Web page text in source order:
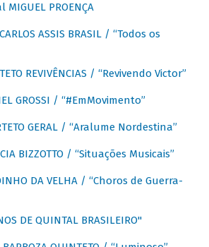
MIGUEL PROENÇA
ASSIS BRASIL / “Todos os
REVIVÊNCIAS / “Revivendo Victor”
GROSSI / “#EmMovimento”
GERAL / “Aralume Nordestina”
BIZZOTTO / “Situações Musicais”
DA VELHA / “Choros de Guerra-
DE QUINTAL BRASILEIRO"